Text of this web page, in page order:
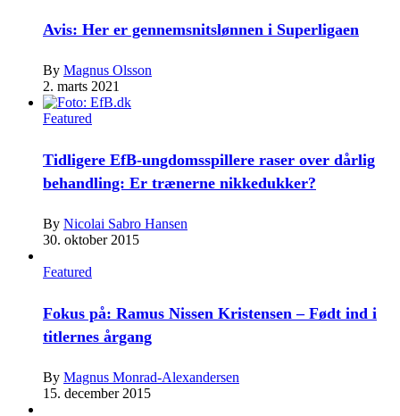
Avis: Her er gennemsnitslønnen i Superligaen
By Magnus Olsson
2. marts 2021
Featured
Tidligere EfB-ungdomsspillere raser over dårlig
behandling: Er trænerne nikkedukker?
By Nicolai Sabro Hansen
30. oktober 2015
Featured
Fokus på: Ramus Nissen Kristensen – Født ind i
titlernes årgang
By Magnus Monrad-Alexandersen
15. december 2015